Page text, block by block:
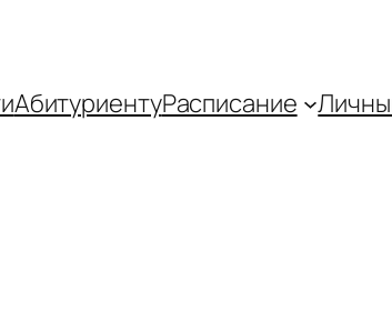
АбитуриентуРаспиcание